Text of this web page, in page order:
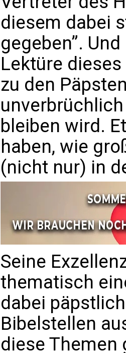
diesem dabei
gegeben”.
Lektüre
zu den
bleiben wird.
haben, wie
(nicht nur) in
Seine
thematisch
dabei
Bibelstellen
diese